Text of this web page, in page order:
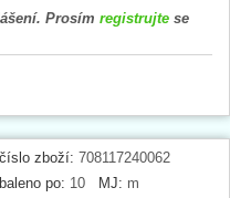
Prosím registrujte se
číslo zboží: 708117240062
baleno po: 10 MJ: m